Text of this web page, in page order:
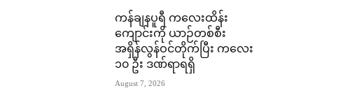
ကန်ချနပူရီ ကလေးထိန်း
ကျောင်းကို ယာဉ်တစ်စီး
အရှိန်လွန်ဝင်တိုက်ပြီး ကလေး
၁၀ ဦး ဒဏ်ရာရရှိ
August 7, 2026